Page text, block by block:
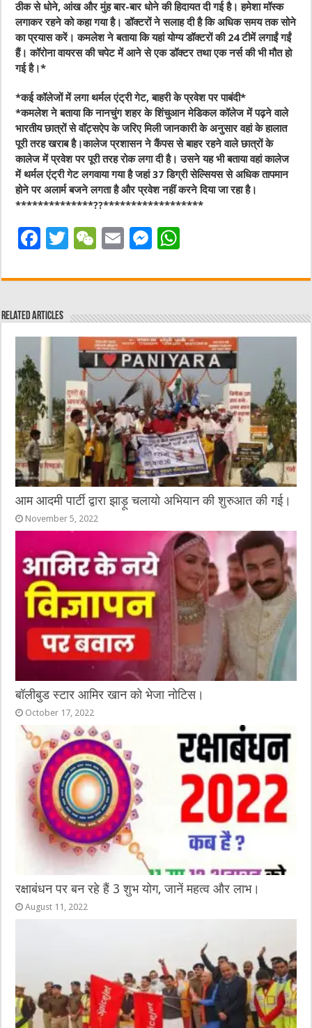
ठीक से धोने, आंख और मुंह बार-बार धोने की हिदायत दी गई है। हमेशा मॉस्क
लगाकर रहने को कहा गया है। डॉक्टरों ने सलाह दी है कि अधिक समय तक सोने
का प्रयास करें। कमलेश ने बताया कि यहां योग्य डॉक्टरों की 24 टीमें लगाईं गईं
हैं। कॉरोना वायरस की चपेट में आने से एक डॉक्टर तथा एक नर्स की भी मौत हो
गई है।*
*कई कॉलेजों में लगा थर्मल एंट्री गेट, बाहरी के प्रवेश पर पाबंदी*
*कमलेश ने बताया कि नानचुंग शहर के शिंचुआन मेडिकल कॉलेज में पढ़ने वाले
भारतीय छात्रों से वॉट्सऐप के जरिए मिली जानकारी के अनुसार वहां के हालात
पूरी तरह खराब है।कालेज प्रशासन ने कैंपस से बाहर रहने वाले छात्रों के
कालेज में प्रवेश पर पूरी तरह रोक लगा दी है। उसने यह भी बताया वहां कालेज
में थर्मल एंट्री गेट लगवाया गया है जहां 37 डिग्री सेल्सियस से अधिक तापमान
होने पर अलार्म बजने लगता है और प्रवेश नहीं करने दिया जा रहा है।
**************??******************
F
c
e
b
o
k
T
it
r
W
C
at
E
ai
M
ss
n
g
er
at
A
p
p
Related Articles
आम आदमी पार्टी द्वारा झाड़ू चलायो अभियान की शुरुआत की गई।
November 5, 2022
बॉलीबुड स्टार आमिर खान को भेजा नोटिस।
October 17, 2022
रक्षाबंधन पर बन रहे हैं 3 शुभ योग, जानें महत्व और लाभ।
August 11, 2022